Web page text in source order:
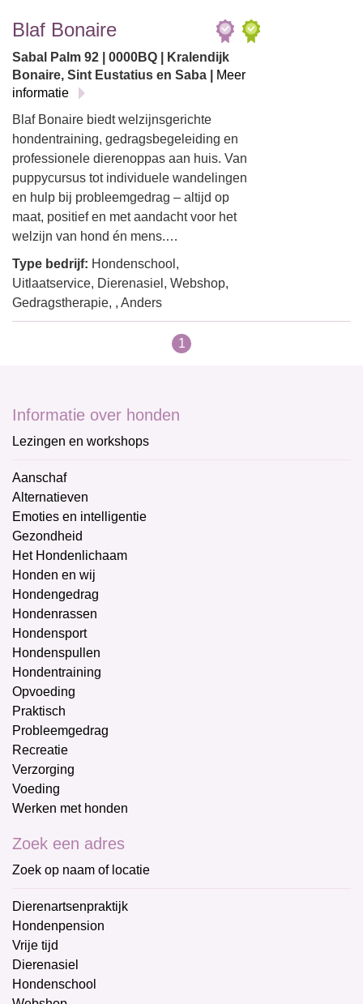
Blaf Bonaire
Sabal Palm 92 | 0000BQ | Kralendijk
Bonaire, Sint Eustatius en Saba |
Meer
informatie
Blaf Bonaire biedt welzijnsgerichte
hondentraining, gedragsbegeleiding en
professionele dierenoppas aan huis. Van
puppycursus tot individuele wandelingen
en hulp bij probleemgedrag – altijd op
maat, positief en met aandacht voor het
welzijn van hond én mens.…
Type bedrijf: Hondenschool,
Uitlaatservice, Dierenasiel, Webshop,
Gedragstherapie, , Anders
1
Informatie over honden
Lezingen en workshops
Aanschaf
Alternatieven
Emoties en intelligentie
Gezondheid
Het Hondenlichaam
Honden en wij
Hondengedrag
Hondenrassen
Hondensport
Hondenspullen
Hondentraining
Opvoeding
Praktisch
Probleemgedrag
Recreatie
Verzorging
Voeding
Werken met honden
Zoek een adres
Zoek op naam of locatie
Dierenartsenpraktijk
Hondenpension
Vrije tijd
Dierenasiel
Hondenschool